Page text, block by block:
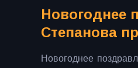
Новогоднее
Степанова
Новогоднее